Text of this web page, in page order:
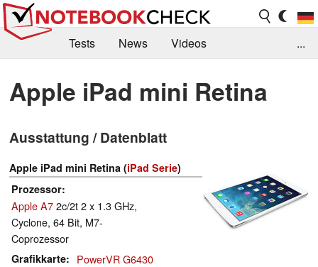
Tests News
Videos
Kaufberatung
Deals Suche
Jobs
Forum
...
Apple iPad mini Retina
Ausstattung / Datenblatt
Apple iPad mini Retina (iPad Serie)
Prozessor
Apple A72c/2t 2 x 1.3 GHz,
Cyclone, 64 Bit, M7-
Coprozessor
Grafikkarte PowerVR G6430